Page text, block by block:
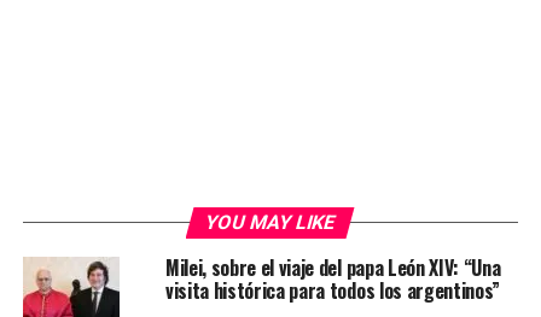
YOU MAY LIKE
Milei, sobre el viaje del papa León XIV: “Una
visita histórica para todos los argentinos”